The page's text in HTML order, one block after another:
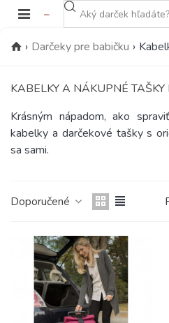
› Darčeky pre babičku ›
KABELKY A NÁKUPNÉ TAŠKY
Krásným nápadom, ako
kabelky a darčekové tašky s
sa sami.
Doporučené